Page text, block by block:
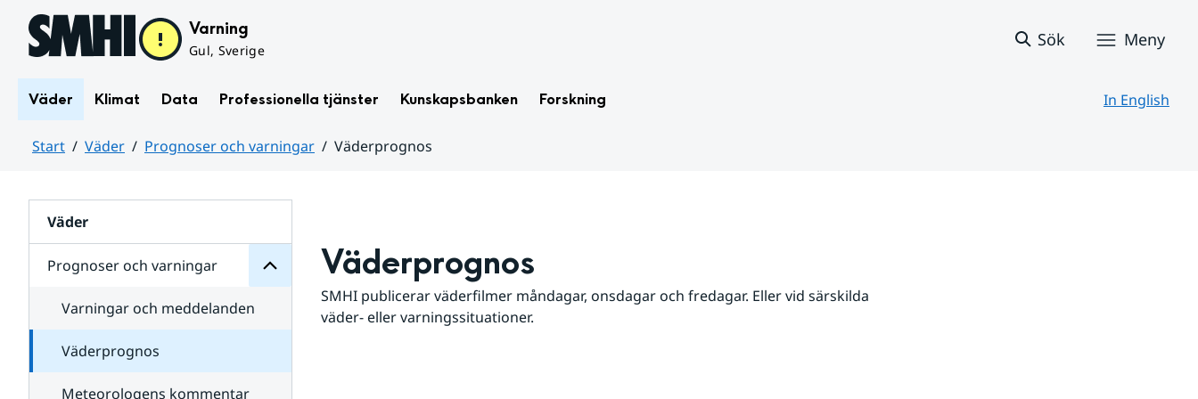
Hoppa till sidans innehåll Varning
Gul, Sverige
Sök Meny
Väder Klimat Data Professionella tjänster Kunskapsbanken Forskning In English
Start Väder Prognoser och varningar
Väderprognos
Väder
Prognoser och varningar
för
varningar
Varningar och meddelanden
Väderprognos
Meteorologens kommentar
Väderprognos
SMHI publicerar väderfilmer måndagar, onsdagar och fredagar. Eller vid särskilda
väder- eller varningssituationer.